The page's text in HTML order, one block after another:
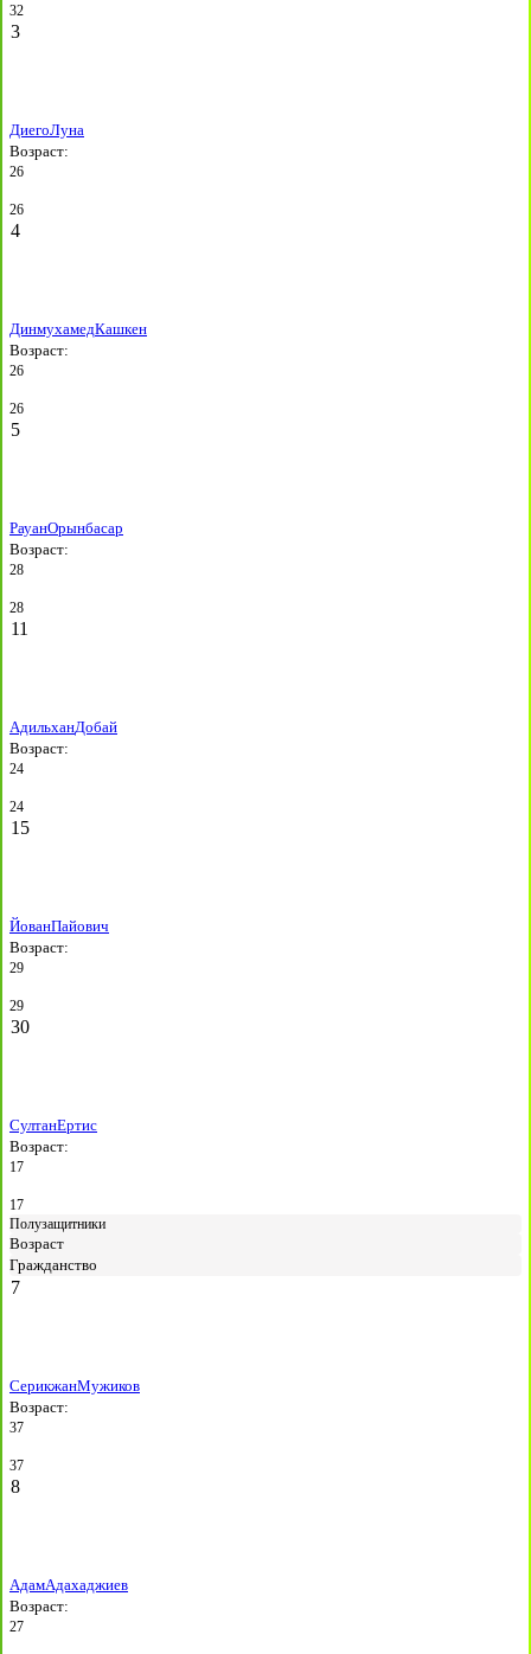
32
3
ДиегоЛуна
Возраст:
26
26
4
ДинмухамедКашкен
Возраст:
26
26
5
РауанОрынбасар
Возраст:
28
28
11
АдильханДобай
Возраст:
24
24
15
ЙованПайович
Возраст:
29
29
30
СултанЕртис
Возраст:
17
17
Полузащитники
Возраст
Гражданство
7
СерикжанМужиков
Возраст:
37
37
8
АдамАдахаджиев
Возраст:
27